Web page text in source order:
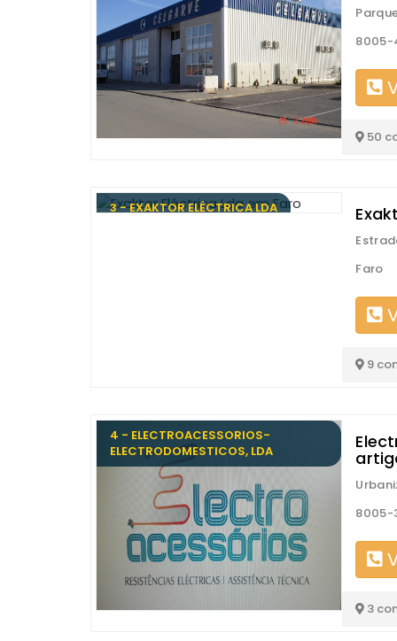
8005-
50
3 - EXAKTOR ELÉCTRICA LDA
Faro
9
4 - ELECTROACESSORIOS-
ELECTRODOMESTICOS, LDA
8005-
3